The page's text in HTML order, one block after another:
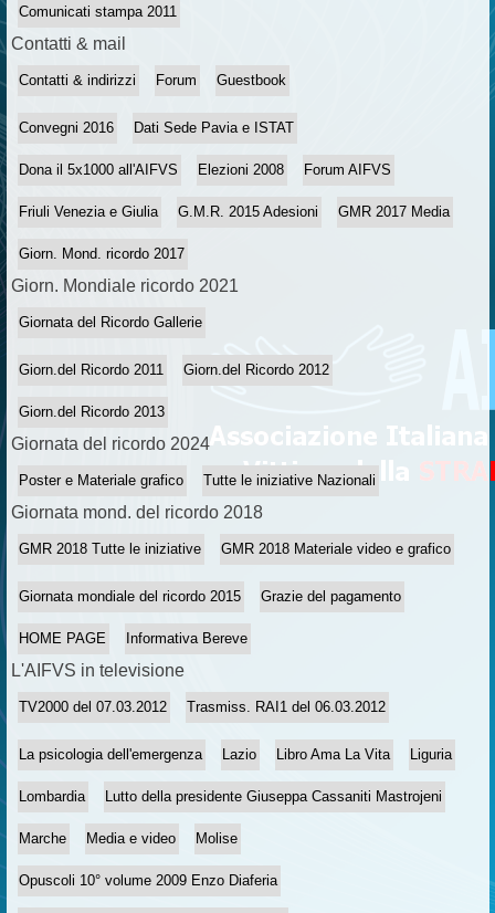
Comunicati stampa 2011
Contatti & mail
Contatti & indirizzi Forum Guestbook
Convegni 2016 Dati Sede Pavia e ISTAT
Dona il 5x1000 all'AIFVS Elezioni 2008 Forum AIFVS
Friuli Venezia e Giulia G.M.R. 2015 Adesioni GMR 2017 Media
Giorn. Mond. ricordo 2017
Giorn. Mondiale ricordo 2021
Giornata del Ricordo Gallerie
Giorn.del Ricordo 2011 Giorn.del Ricordo 2012
Giorn.del Ricordo 2013
Giornata del ricordo 2024
Poster e Materiale grafico Tutte le iniziative Nazionali
Giornata mond. del ricordo 2018
GMR 2018 Tutte le iniziative GMR 2018 Materiale video e grafico
Giornata mondiale del ricordo 2015 Grazie del pagamento
HOME PAGE Informativa Bereve
L'AIFVS in televisione
TV2000 del 07.03.2012 Trasmiss. RAI1 del 06.03.2012
La psicologia dell'emergenza Lazio Libro Ama La Vita Liguria
Lombardia Lutto della presidente Giuseppa Cassaniti Mastrojeni
Marche Media e video Molise
Opuscoli 10° volume 2009 Enzo Diaferia